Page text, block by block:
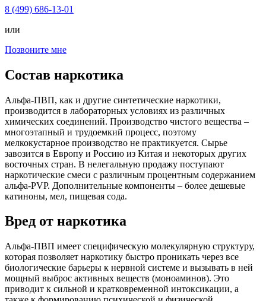
8 (499) 686-13-01
или
Позвоните мне
Состав наркотика
Альфа-ПВП, как и другие синтетические наркотики,
производится в лабораторных условиях из различных
химических соединений. Производство чистого вещества –
многоэтапный и трудоемкий процесс, поэтому
мелкокустарное производство не практикуется. Сырье
завозится в Европу и Россию из Китая и некоторых других
восточных стран. В нелегальную продажу поступают
наркотические смеси с различным процентным содержанием
альфа-PVP. Дополнительные компоненты – более дешевые
катиноны, мел, пищевая сода.
Вред от наркотика
Альфа-ПВП имеет специфическую молекулярную структуру,
которая позволяет наркотику быстро проникать через все
биологические барьеры к нервной системе и вызывать в ней
мощный выброс активных веществ (моноаминов). Это
приводит к сильной и кратковременной интоксикации, а